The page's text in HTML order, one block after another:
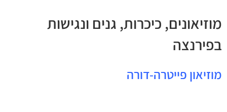
מוזיאונים, כיכרות, גנים ונגישות
בפירנצה
מוזיאון פייטרה-דורה